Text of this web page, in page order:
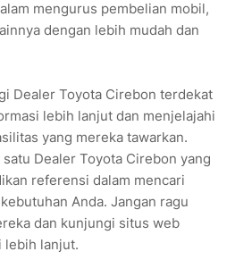
mengurus pembelian mobil,
dengan lebih mudah dan
Dealer Toyota Cirebon terdekat
lebih lanjut dan menjelajahi
yang mereka tawarkan.
satu Dealer Toyota Cirebon yang
referensi dalam mencari
Anda. Jangan ragu
dan kunjungi situs web
lebih lanjut.